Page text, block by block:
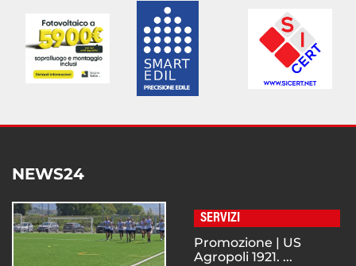
NEWS24
SERVIZI
Promozione | US
Agropoli 1921. ...